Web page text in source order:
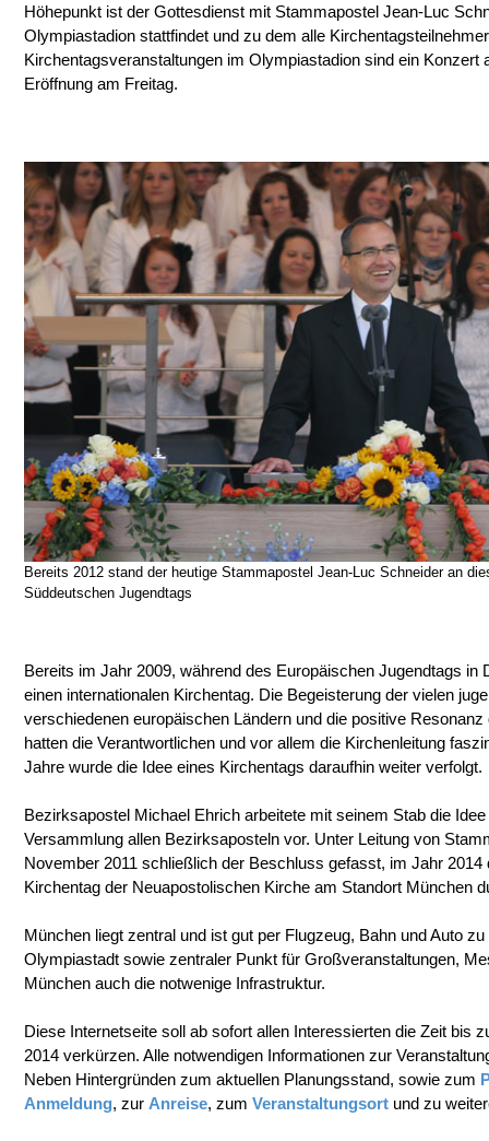
Höhepunkt ist der Gottesdienst mit Stammapostel Jean-Luc
Olympiastadion stattfindet und zu dem alle
Kirchentagsveranstaltungen im Olympiastadion sind ein Konzert
Eröffnung am Freitag.
Bereits 2012 stand der heutige Stammapostel Jean-Luc Schneider an
Süddeutschen Jugendtags
Bereits im Jahr 2009, während des Europäischen Jugendtags in
einen internationalen Kirchentag. Die Begeisterung der vielen
verschiedenen europäischen Ländern und die positive
hatten die Verantwortlichen und vor allem die Kirchenleitung
Jahre wurde die Idee eines Kirchentags daraufhin weiter verfolgt.
Bezirksapostel Michael Ehrich arbeitete mit seinem Stab die
Versammlung allen Bezirksaposteln vor. Unter Leitung von
November 2011 schließlich der Beschluss gefasst, im Jahr 2014
Kirchentag der Neuapostolischen Kirche am Standort München
München liegt zentral und ist gut per Flugzeug, Bahn und Auto
Olympiastadt sowie zentraler Punkt für Großveranstaltungen,
München auch die notwenige Infrastruktur.
Diese Internetseite soll ab sofort allen Interessierten die Zeit bis
2014 verkürzen. Alle notwendigen Informationen zur
Neben Hintergründen zum aktuellen Planungsstand, sowie zum
Anmeldung, zur Anreise, zum Veranstaltungsort und zu